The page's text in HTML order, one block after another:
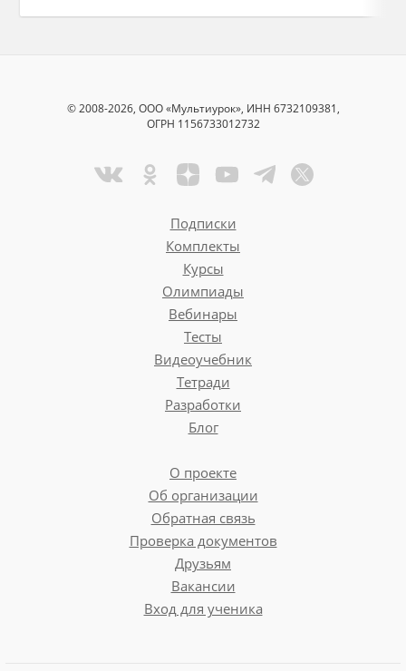
__ за...нтересовать
__ дез...нформировать
__ без...нвентарный
© 2008-2026, ООО «Мультиурок», ИНН 6732109381,
ОГРН 1156733012732
Подписки
Комплекты
Курсы
Олимпиады
Вебинары
Тесты
Видеоучебник
Тетради
Разработки
Блог
О проекте
Об организации
Обратная связь
Проверка документов
Друзьям
Вакансии
Вход для ученика